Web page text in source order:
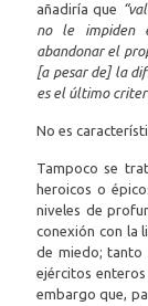
añadiría que
no le impiden
abandonar el
[a pesar de] la
es el último
No es
Tampoco se
heroicos o
niveles de
conexión con la
de miedo; tanto
ejércitos enteros
embargo que,